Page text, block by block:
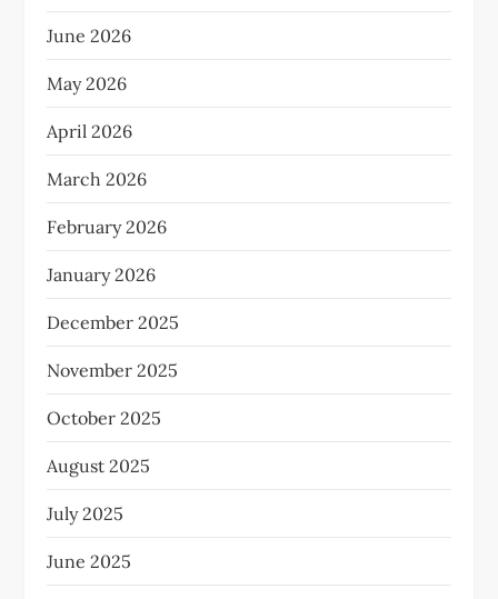
June 2026
May 2026
April 2026
March 2026
February 2026
January 2026
December 2025
November 2025
October 2025
August 2025
July 2025
June 2025